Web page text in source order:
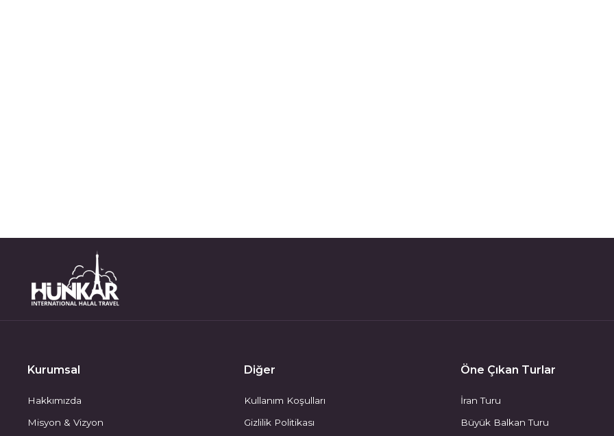
Kurumsal
Hakkımızda
Misyon & Vizyon
Diğer
Kullanım Koşulları
Gizlilik Politikası
Öne Çıkan Turlar
İran Turu
Büyük Balkan Turu